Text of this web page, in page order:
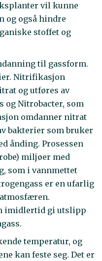
vil kunne
og også hindre
stoffet og
til gassform.
Nitrifikasjon
og utføres av
og Nitrobacter, som
omdanner nitrat
bakterier som bruker
ånding. Prosessen
miljøer med
som i vannmettet
er en ufarlig
imidlertid gi utslipp
temperatur, og
kan feste seg. Det er